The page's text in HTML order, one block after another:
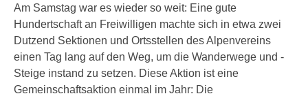
Am Samstag war es wieder so weit: Eine gute
Hundertschaft an Freiwilligen machte sich in etwa zwei
Dutzend Sektionen und Ortsstellen des Alpenvereins
einen Tag lang auf den Weg, um die Wanderwege und -
Steige instand zu setzen. Diese Aktion ist eine
Gemeinschaftsaktion einmal im Jahr: Die